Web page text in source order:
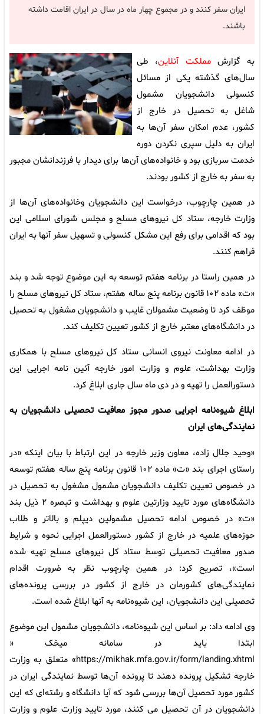
ایران سفر کنند و در مجموع چهار ماه در سال در ایران اقامت داشته
باشند.
به گزارشمملکت آنلاین، طی
سال‌های گذشته یکی از مسائل
کنسولی دانشجویان مشمول
شاغل به تحصیل در خارج از
کشور، عدم امکان سفر آن‌ها به
ایران به دلیل سپری نکردن دوره
خدمت سربازی بود و خانواده‌های آن‌ها برای دیدار با فرزندانشان مجبور
به سفر به خارج از کشور بودند.
در همین چارچوب، درخواست این دانشجویان وخانواده‌های آن‌ها از
وزارت خارجه، ستاد کل نیروهای مسلح و مجلس شورای اسلامی این
بود که اقدامی برای رفع این مشکل کنسولی و تسهیل سفر آنها به ایران
فراهم کنند.
در همین راستا در برنامه هفتم توسعه به این موضوع توجه شد و بند
«ت» ماده ۱۰۲ قانون برنامه پنج ساله هفتم، ستاد کل نیروهای مسلح را
موظف کرد تا وضعیت مشمولان غایب و دانشجویان مشغول به تحصیل
در دانشگاه‌های معتبر خارج از کشور تعیین تکلیف کند.
در ادامه معاونت نیروی انسانی ستاد کل نیروهای مسلح با همکاری
وزارت بهداشت، علوم و وزارت امور خارجه آئین نامه اجرایی این
دستورالعمل را تهیه و در دی ماه سال جاری ابلاغ کرد.
ابلاغ شیوه‌نامه اجرایی صدور مجوز معافیت تحصیلی دانشجویان به
نمایندگی‌های ایران
«وحید جلال زاده، معاون وزیر خارجه در این ارتباط با بیان اینکه «در
راستای اجرای بند «ت» ماده ۱۰۲ قانون برنامه پنج ساله هفتم توسعه
در خصوص تعیین تکلیف دانشجویان مشمول مشغول به تحصیل در
دانشگاه‌های مورد تایید وزارتین علوم و بهداشت و تبصره ۲ ذیل بند
«ت» در خصوص ادامه تحصیل مشمولین دیپلم و بالاتر و طلاب
حوزه‌های علمیه در خارج از کشور دستورالعمل اجرایی نحوه و شرایط
صدور معافیت تحصیلی توسط ستاد کل نیروهای مسلح تهیه شده
است»، تصریح کرد: در همین چارچوب نظر به ضرورت اقدام
نمایندگی‌های کشورمان در خارج از کشور در بررسی پرونده‌های
تحصیلی این دانشجویان، این شیوه‌نامه به آنها ابلاغ شده است.
وی ادامه داد: بر اساس این شیوه‌نامه، دانشجویان مشمول این موضوع
ابتدا باید در سامانه میخک «
https://mikhak.mfa.gov.ir/form/landing.xhtml» متعلق به وزارت
خارجه تشکیل پرونده دهند تا پرونده آن‌ها توسط نمایندگی ایران در
کشور مورد تحصیل آن‌ها بررسی شود که آیا دانشگاه و رشته‌ای که این
دانشجویان در آن تحصیل می کنند، مورد تایید وزارت علوم و وزارت